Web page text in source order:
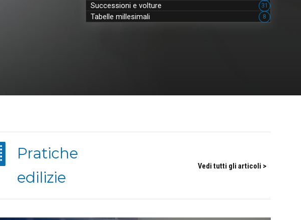
Successioni e volture 31
Tabelle millesimali 8
Pratiche
edilizie
Vedi tutti gli articoli >